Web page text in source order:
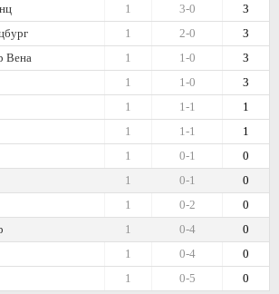
3
3-0
1
3
2-0
1
Вена 3
1-0
1
3
1-0
1
1
1-1
1
1
1-1
1
0
0-1
1
0
0-1
1
0
0-2
1
0
0-4
1
0
0-4
1
0
0-5
1